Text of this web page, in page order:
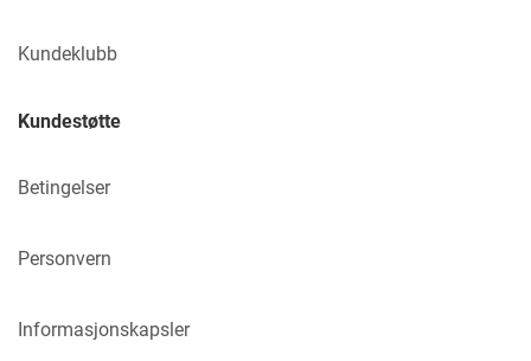
Kundeklubb
Kundestøtte
Betingelser
Personvern
Informasjonskapsler